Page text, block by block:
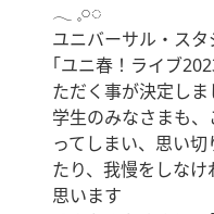
‪𓂃 𓈒𓏸◌
ユニバーサル・ス
｢ユニ春！ライブ
ただく事が決定しま
学生のみなさまも
ってしまい、思い
たり、我慢をしな
思います